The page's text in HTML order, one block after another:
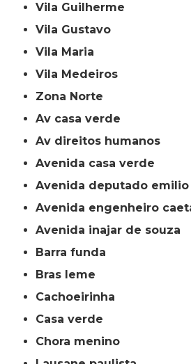
Vila Guilherme
Vila Gustavo
Vila Maria
Vila Medeiros
Zona Norte
av casa verde
av direitos humanos
avenida casa verde
avenida deputado
avenida engenheiro
avenida inajar de souza
barra funda
bras leme
cachoeirinha
casa verde
chora menino